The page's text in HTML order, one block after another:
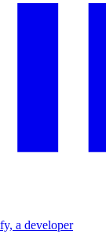
a developer